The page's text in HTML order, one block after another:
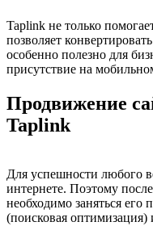
Taplink не только
позволяет
особенно полезно для
присутствие на
Продвижение
Taplink
Для успешности любого
интернете. Поэтому
необходимо заняться
(поисковая оптимизация)